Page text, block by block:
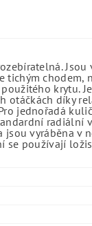
tichým
krytu.
otáčkách díky
jednořadá
vyráběna
se používají